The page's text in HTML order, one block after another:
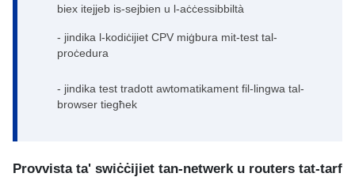
biex itejjeb is-sejbien u l-aċċessibbiltà
- jindika l-kodiċijiet CPV miġbura mit-test tal-
proċedura
- jindika test tradott awtomatikament fil-lingwa tal-
browser tiegħek
Provvista ta' swiċċijiet tan-netwerk u routers tat-tarf